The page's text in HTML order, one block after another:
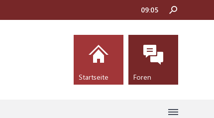
09:05
Startseite Foren